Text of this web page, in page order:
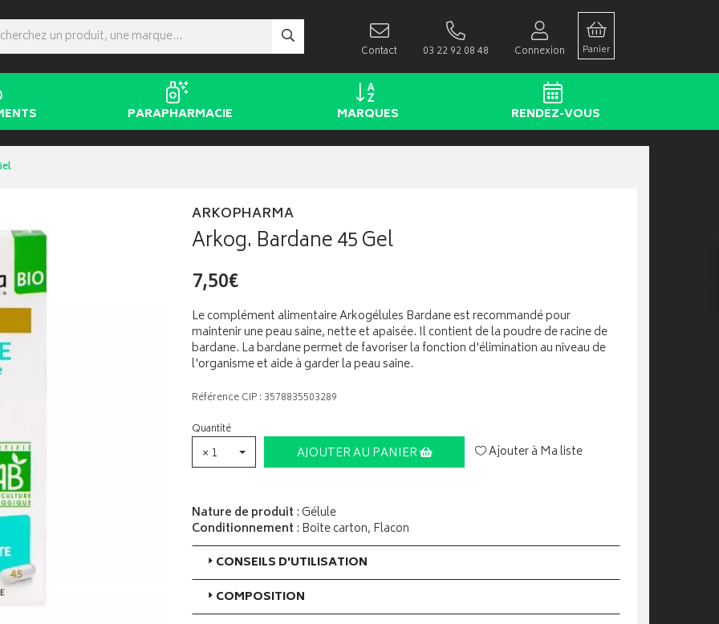
Contact 03 22 92 08 48 Connexion Panier
PARAPHARMACIE MARQUES RENDEZ-VOUS
ARKOPHARMA
Arkog. Bardane 45 Gel
7,50€
Le complément alimentaire Arkogélules Bardane est recommandé pour
maintenir une peau saine, nette et apaisée. Il contient de la poudre de racine de
bardane. La bardane permet de favoriser la fonction d'élimination au niveau de
l'organisme et aide à garder la peau saine.
Référence CIP : 3578835503289
Quantité
× 1 AJOUTER AU PANIER Ajouter à Ma liste
Nature de produit : Gélule
Conditionnement : Boite carton, Flacon
CONSEILS D'UTILISATION
COMPOSITION